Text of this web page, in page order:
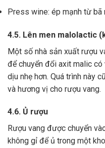
Press wine: ép mạnh từ bã
4.5. Lên men malolactic
Một số nhà sản xuất rượu
để chuyển đổi axit malic
dịu nhẹ hơn. Quá trình này
và hương vị cho rượu vang.
4.6. Ủ rượu
Rượu vang được chuyển
không gỉ để ủ trong một